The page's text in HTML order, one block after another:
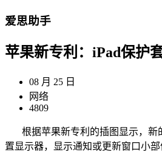
爱思助手
苹果新专利：iPad保护
08 月 25 日
网络
4809
根据苹果新专利的插图显示，新
置显示器，显示通知或更新窗口小